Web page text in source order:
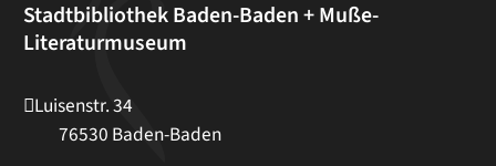
Stadtbibliothek Baden-Baden + Muße-
Literaturmuseum
Luisenstr. 34
76530 Baden-Baden